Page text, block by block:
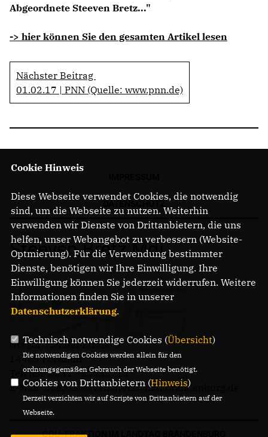
CDU Potsdam
Abgeordnete Steeven Bretz..."
-> hier können Sie den gesamten Artikel lesen
Nächster Beitrag
01.02.17 | PNN (Quelle: www.pnn.de)
Steeven Bretz MdL
Gregor-Mendel-Straße 3
14469 Potsdam
Telefon: 0331 - 20085713
E-Mail: buero.steeven.bretz@mdl.brandenburg.de
CDU-FRAKTION IM LANDTAG BRANDENBURG
Cookie Hinweis
Diese Webseite verwendet Cookies, die notwendig
sind, um die Webseite zu nutzen. Weiterhin
verwenden wir Dienste von Drittanbietern, die uns
helfen, unser Webangebot zu verbessern (Website-
Optmierung). Für die Verwendung bestimmter
Dienste, benötigen wir Ihre Einwilligung. Ihre
Einwilligung können Sie jederzeit widerrufen. Weitere
Informationen finden Sie in unserer
Datenschutzerklärung.
Technisch notwendige Cookies (Übersicht)
Die notwendigen Cookies werden allein für den
ordnungsgemäßen Gebrauch der Webseite benötigt.
Cookies von Drittanbietern (Hinweis)
Derzeit verzichten wir auf Scripte von Drittanbietern auf der
Webseite.